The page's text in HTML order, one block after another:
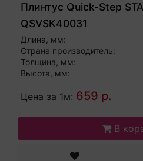
Плинтус Quick-Step
QSVSK40031
Длина, мм:
Страна производитель:
Толщина, мм:
Высота, мм:
Цена за 1м: 659 р.
В